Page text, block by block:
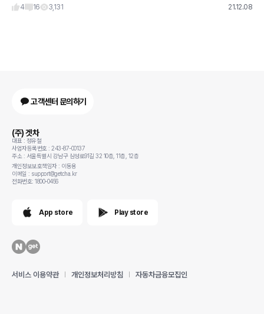
자는 주변을 제대로 살피지 않
4
16 3,131 21.12.08
고객센터 문의하기
(주) 겟차
대표 : 정유철
사업자등록번호 : 243-87-00137
주소 : 서울특별시 강남구 삼성로91길 32 10층, 11층, 12층
개인정보보호책임자 : 이동용
이메일 : support@getcha.kr
전화번호: 1800-0456
App store Play store
서비스 이용약관 개인정보처리방침 자동차금융모집인